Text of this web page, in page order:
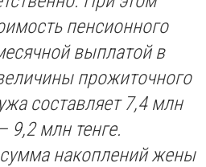
пенсионного
выплатой в
прожиточного
составляет 7,4 млн
9,2 млн тенге.
накоплений жены